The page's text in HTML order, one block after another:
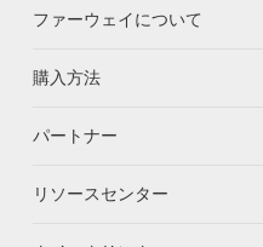
ファーウェイについて
購入方法
パートナー
リソースセンター